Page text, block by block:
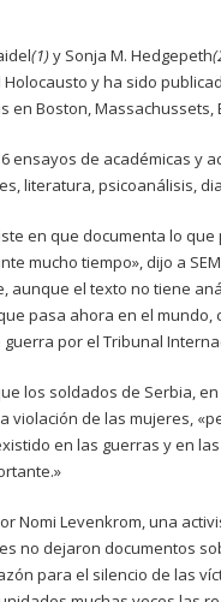
(1)y Sonja M. Hedgepeth
y ha sido
en Boston, Massachussets,
ensayos de académicas y
literatura, psicoanálisis,
en que documenta lo
mucho tiempo», dijo a
aunque el texto no tiene
pasa ahora en el mundo,
por el Tribunal
los soldados de Serbia,
violación de las mujeres,
en las guerras y en
Nomi Levenkrom, una
no dejaron documentos
para el silencio de las